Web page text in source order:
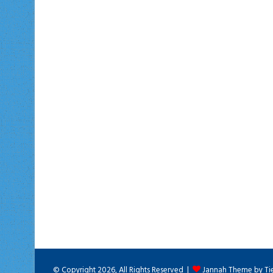
© Copyright 2026, All Rights Reserved | Jannah Theme by